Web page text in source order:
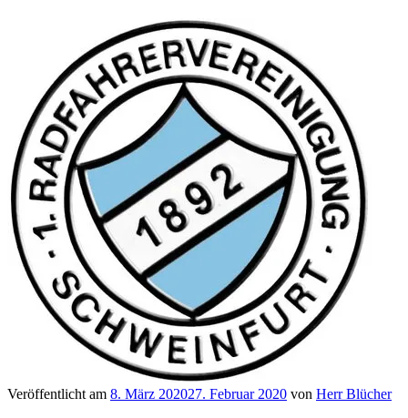
Veröffentlicht am 8. März 202027. Februar 2020 von Herr Blücher